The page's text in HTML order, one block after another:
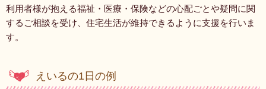
利用者様が抱える福祉・医療・保険などの心配ごとや疑問に関
するご相談を受け、住宅生活が維持できるように支援を行いま
す。
えいるの1日の例